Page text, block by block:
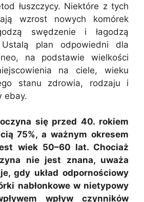
łuszczycy. Niektóre z tych
wzrost nowych komórek
swędzenie i łagodzą
plan odpowiedni dla
na podstawie wielkości
na ciele, wieku
stanu zdrowia, rodzaju i
ebay.
się przed 40. rokiem
75%, a ważnym okresem
wiek 50–60 lat. Chociaż
nie jest znana, uważa
gdy układ odpornościowy
nabłonkowe w nietypowy
wpływ czynników